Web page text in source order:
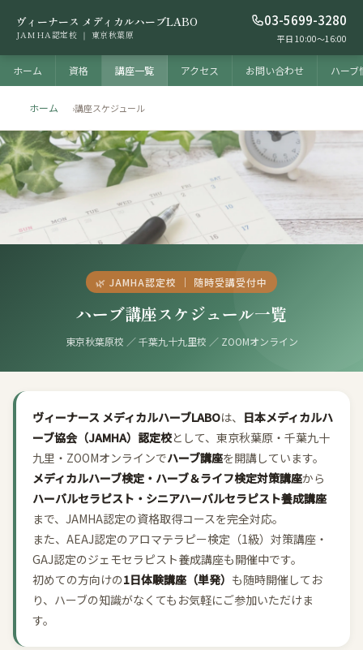
ヴィーナース メディカルハーブLABO
JAMHA認定校 ｜ 東京秋葉原
03-5699-3280
平日 10:00〜16:00
ホーム 資格 講座一覧 アクセス お問い合わせ ハーブ
ホーム ›講座スケジュール
🌿 JAMHA認定校 ｜ 随時受講受付中
ハーブ講座スケジュール一覧
東京秋葉原校 ／ 千葉九十九里校 ／ ZOOMオンライン
ヴィーナース メディカルハーブLABOは、 日本メディカルハ
ーブ協会（JAMHA）認定校として、東京秋葉原・千葉九十
九里・ZOOMオンラインでハーブ講座を開講しています。
メディカルハーブ検定・ハーブ＆ライフ検定対策講座から
ハーバルセラピスト・シニアハーバルセラピスト養成講座
まで、JAMHA認定の資格取得コースを完全対応。
また、AEAJ認定のアロマテラピー検定（1級）対策講座・
GAJ認定のジェモセラピスト養成講座も開催中です。
初めての方向けの1日体験講座（単発） も随時開催してお
り、ハーブの知識がなくてもお気軽にご参加いただけま
す。